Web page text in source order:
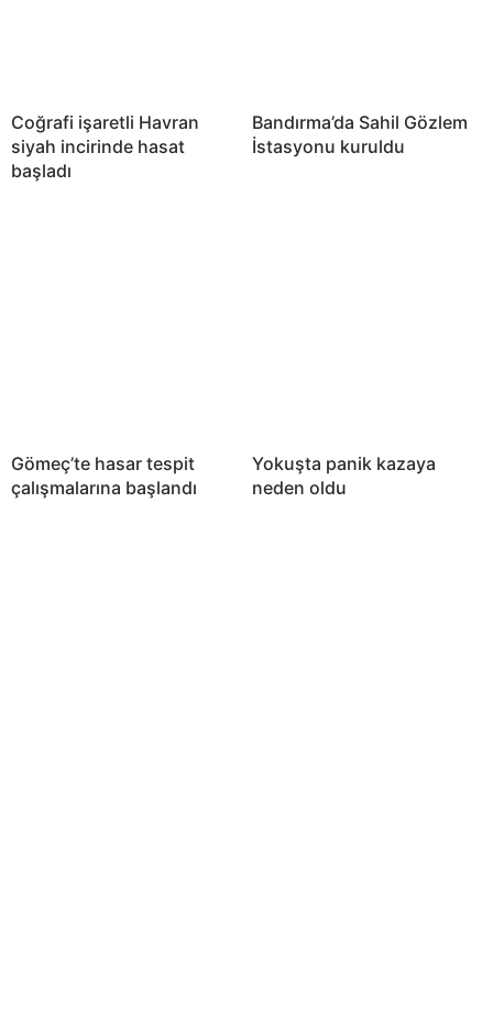
Coğrafi işaretli Havran
siyah incirinde hasat
başladı
Bandırma’da Sahil Gözlem
İstasyonu kuruldu
Gömeç’te hasar tespit
çalışmalarına başlandı
Yokuşta panik kazaya
neden oldu